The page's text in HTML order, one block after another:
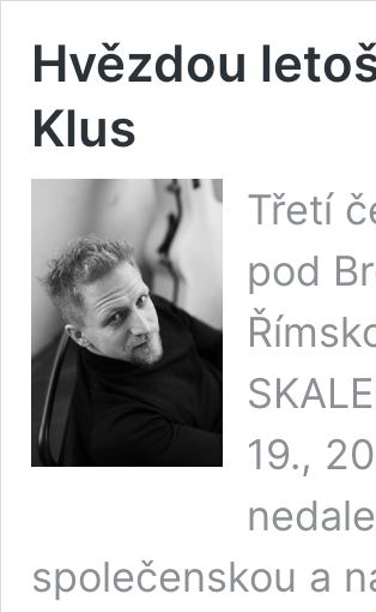
Hvězdou
Klus
Třetí
pod
19.,
společenskou a